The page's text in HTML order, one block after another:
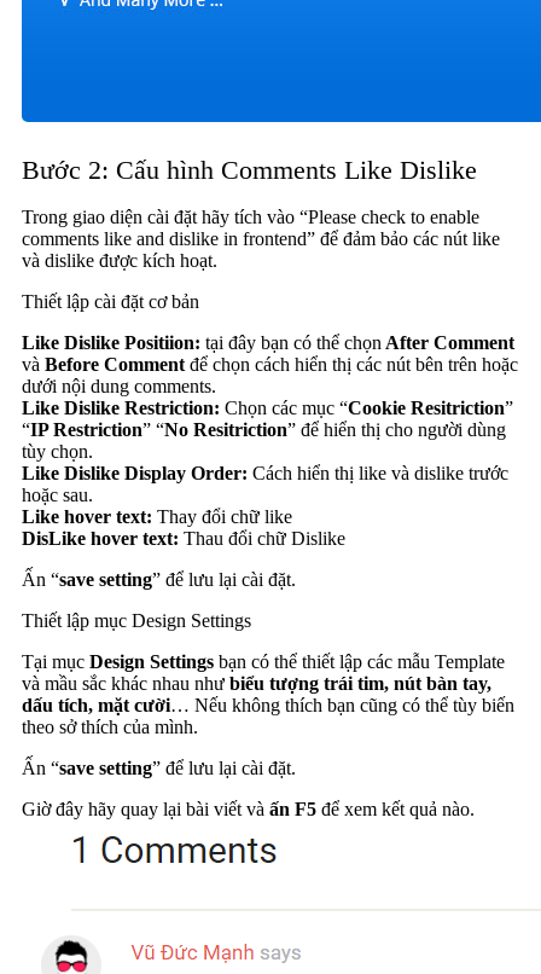
Bước 2: Cấu hình Comments Like Dislike
Trong giao diện cài đặt hãy tích vào “Please check to enable
comments like and dislike in frontend” để đảm bảo các nút like
và dislike được kích hoạt.
Thiết lập cài đặt cơ bản
Like Dislike Positiion: tại đây bạn có thể chọn After Comment
và Before Comment để chọn cách hiển thị các nút bên trên hoặc
dưới nội dung comments.
Like Dislike Restriction: Chọn các mục “Cookie Resitriction”
“IP Restriction” “No Resitriction” để hiển thị cho người dùng
tùy chọn.
Like Dislike Display Order: Cách hiển thị like và dislike trước
hoặc sau.
Like hover text: Thay đổi chữ like
DisLike hover text: Thau đổi chữ Dislike
Ấn “save setting” để lưu lại cài đặt.
Thiết lập mục Design Settings
Tại mục Design Settings bạn có thể thiết lập các mẫu Template
và mầu sắc khác nhau như biểu tượng trái tim, nút bàn tay,
dấu tích, mặt cười… Nếu không thích bạn cũng có thể tùy biến
theo sở thích của mình.
Ấn “save setting” để lưu lại cài đặt.
Giờ đây hãy quay lại bài viết và ấn F5 để xem kết quả nào.